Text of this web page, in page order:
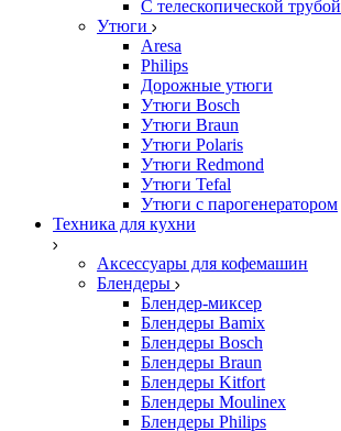
С телескопической трубой
Утюги
Aresa
Philips
Дорожные утюги
Утюги Bosch
Утюги Braun
Утюги Polaris
Утюги Redmond
Утюги Tefal
Утюги с парогенератором
Техника для кухни
Аксессуары для кофемашин
Блендеры
Блендер-миксер
Блендеры Bamix
Блендеры Bosch
Блендеры Braun
Блендеры Kitfort
Блендеры Moulinex
Блендеры Philips